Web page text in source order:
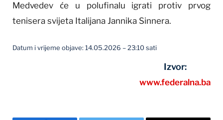
Medvedev će u polufinalu igrati protiv prvog
tenisera svijeta Italijana Jannika Sinnera.
Datum i vrijeme objave: 14.05.2026 – 23:10 sati
Izvor:
www.federalna.ba